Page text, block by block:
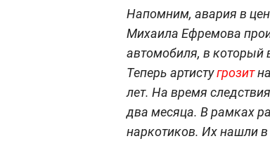
Напомним, авария в
Михаила Ефремова
автомобиля, в который
Теперь артистугрозит
лет. На время
два месяца. В рамках
наркотиков. Их нашли в